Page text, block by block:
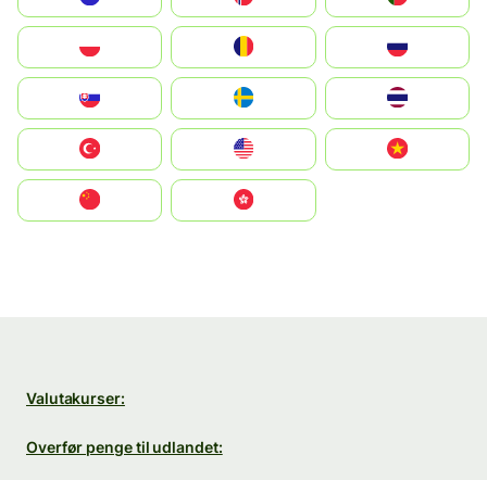
United States
中國香港特別行政區
Valutakurser:
Overfør penge til udlandet: